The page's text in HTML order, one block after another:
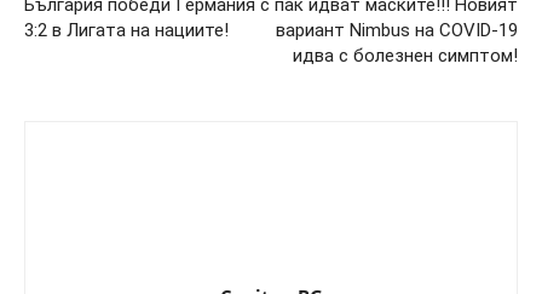
България победи Германия с
3:2 в Лигата на нациите!
пак идват маските!!! Новият
вариант Nimbus на COVID-19
идва с болезнен симптом!